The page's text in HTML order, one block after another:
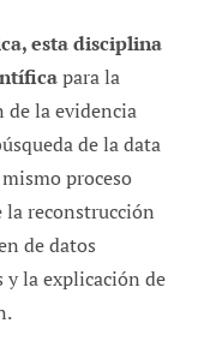
esta disciplina
para la
de la evidencia
de la data
proceso
la reconstrucción
de datos
y la explicación de